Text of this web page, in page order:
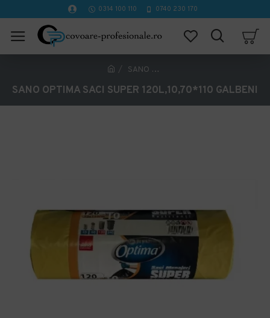
0314 100 110 0740 230 170
SANO OPTIMA SACI SUPER 120L,10,70*110 GALBENI
SANO OPTIMA SACI SUPER 120L,10,70*110 GALBENI